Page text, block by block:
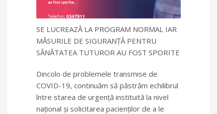
SE LUCREAZĂ LA PROGRAM NORMAL IAR
MĂSURILE DE SIGURANŢĂ PENTRU
SĂNĂTATEA TUTUROR AU FOST SPORITE
Dincolo de problemele transmise de
COVID-19, continuăm să păstrăm echilibrul
între starea de urgenţă instituită la nivel
naţional şi solicitarea pacienţilor de a le